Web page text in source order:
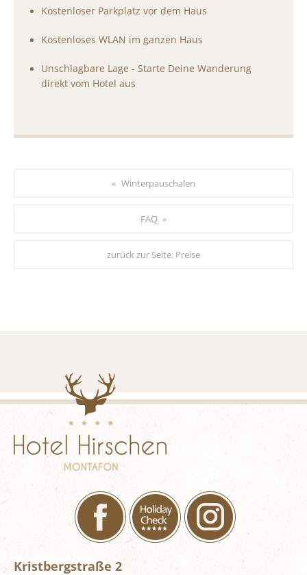
Kostenloser Parkplatz vor dem Haus
Kostenloses WLAN im ganzen Haus
Unschlagbare Lage - Starte Deine Wanderung
direkt vom Hotel aus
« Winterpauschalen
FAQ»
zurück zur Seite: Preise
Kristbergstraße 2